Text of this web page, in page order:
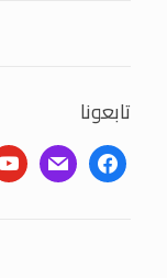
تابعونا
facebook
mail